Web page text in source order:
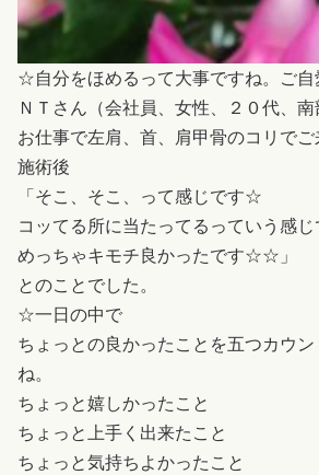
☆自分をほめるって大事ですね。ご
ＮＴさん（会社員、女性、２０代、南
お仕事で左肩、首、肩甲骨のコリでご
施術後
「そこ、そこ、って感じです☆
コッてる所に当たってるっていう感
めっちゃキモチ良かったです☆☆」
とのことでした。
☆一日の中で
ちょっとの良かったことを五つカウ
ね。
ちょっと嬉しかったこと
ちょっと上手く出来たこと
ちょっと気持ちよかったこと